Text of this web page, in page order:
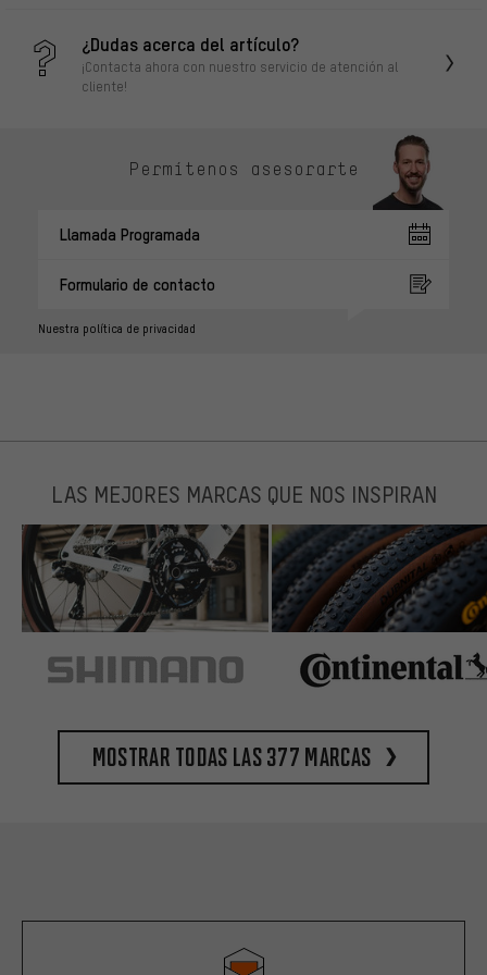
¿Dudas acerca del artículo?
¡Contacta ahora con nuestro servicio de atención al
cliente!
Permítenos asesorarte
Llamada Programada
Formulario de contacto
Nuestra política de privacidad
LAS MEJORES MARCAS QUE NOS INSPIRAN
Mostrar todas las 377 marcas